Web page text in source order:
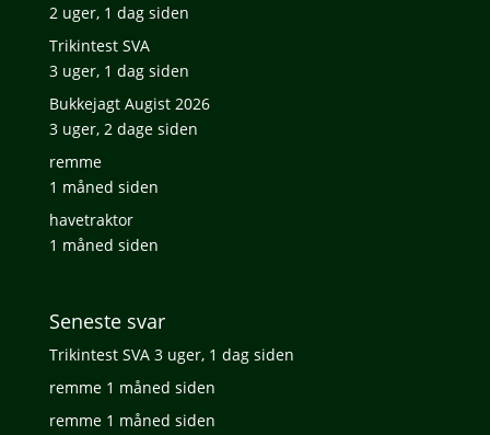
2 uger, 1 dag siden
Trikintest SVA
3 uger, 1 dag siden
Bukkejagt Augist 2026
3 uger, 2 dage siden
remme
1 måned siden
havetraktor
1 måned siden
Seneste svar
Trikintest SVA 3 uger, 1 dag siden
remme 1 måned siden
remme 1 måned siden